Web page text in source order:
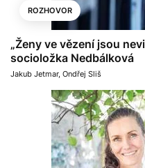
ROZHOVOR
„Ženy ve vězení jsou
socioložka Nedbálková
Jakub Jetmar, Ondřej Sliš